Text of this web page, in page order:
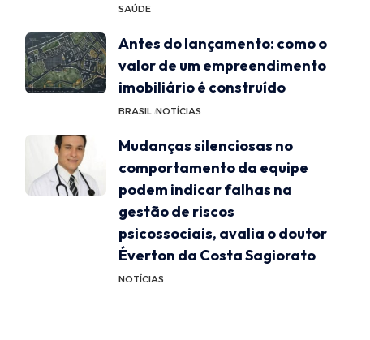
SAÚDE
Antes do lançamento: como o
valor de um empreendimento
imobiliário é construído
BRASIL NOTÍCIAS
Mudanças silenciosas no
comportamento da equipe
podem indicar falhas na
gestão de riscos
psicossociais, avalia o doutor
Éverton da Costa Sagiorato
NOTÍCIAS